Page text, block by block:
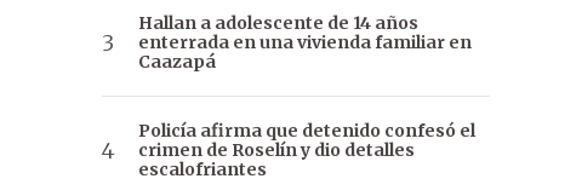
Hallan a adolescente de 14 años
enterrada en una vivienda familiar en
Caazapá
Policía afirma que detenido confesó el
crimen de Roselín y dio detalles
escalofriantes